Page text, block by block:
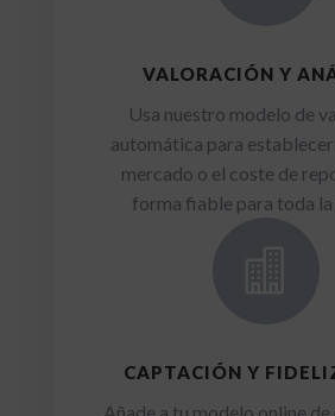
VALORACIÓN Y
Usa nuestro modelo de
automática para
mercado o el coste de
forma fiable para toda la
CAPTACIÓN Y
Añade a tu modelo online